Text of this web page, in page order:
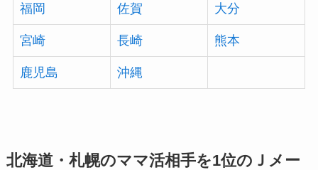
福岡 佐賀 大分
宮崎 長崎 熊本
鹿児島 沖縄
北海道・札幌のママ活相手を1位のＪメー